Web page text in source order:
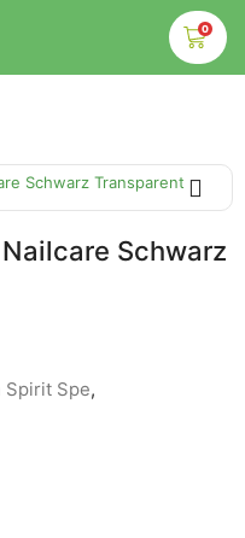
0
Schwarz
Spirit Spe,